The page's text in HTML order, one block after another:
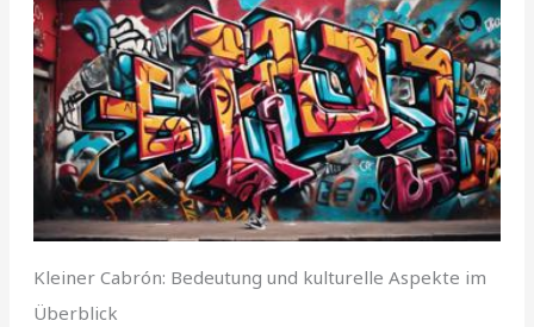
Kleiner Cabrón: Bedeutung und kulturelle Aspekte im
Überblick